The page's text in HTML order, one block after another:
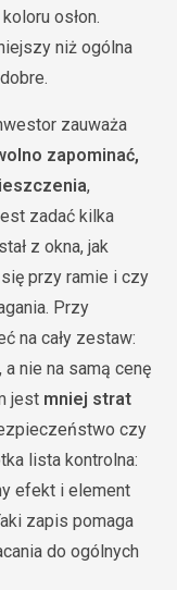
osłon.
niż ogólna
zauważa
zapominać,
,
zadać kilka
z okna, jak
przy ramie i czy
Przy
na cały zestaw:
nie na samą cenę
jest mniej strat
czy
lista kontrolna:
efekt i element
zapis pomaga
do ogólnych